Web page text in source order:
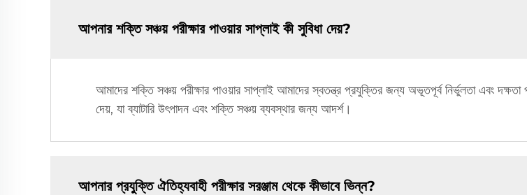
আপনার শক্তি সঞ্চয় পরীক্ষার পাওয়ার সাপ্লাই কী সুবিধা দেয়?
আমাদের শক্তি সঞ্চয় পরীক্ষার পাওয়ার সাপ্লাই আমাদের স্বতন্ত্র প্রযুক্তির জন্য অভূতপূর্ব নির্ভুলতা এবং দক্ষতা
দেয়, যা ব্যাটারি উৎপাদন এবং শক্তি সঞ্চয় ব্যবস্থার জন্য আদর্শ।
আপনার প্রযুক্তি ঐতিহ্যবাহী পরীক্ষার সরঞ্জাম থেকে কীভাবে ভিন্ন?